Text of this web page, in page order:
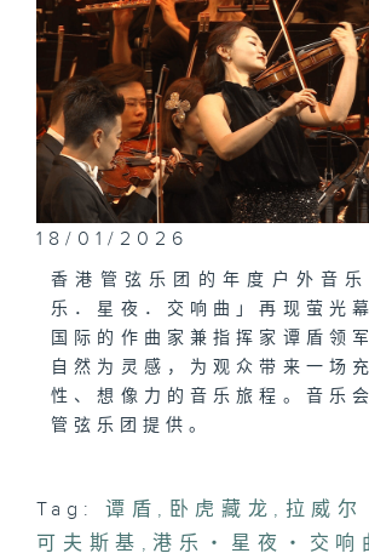
18/01/2026
香港管弦乐团的年度户外音
乐．星夜．交响曲」再现萤光
国际的作曲家兼指挥家谭盾领
自然为灵感，为观众带来一场
性、想像力的音乐旅程。音乐
管弦乐团提供。
史密塔纳/《我的祖国》：莫尔
迪尼库(谭盾及文图拉斯改编)/
Tag: 谭盾 , 卧虎藏龙 , 拉威尔
可夫斯基 , 港乐・星夜・交